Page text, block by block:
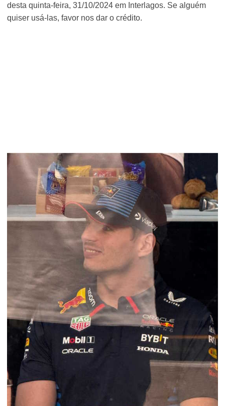
desta quinta-feira, 31/10/2024 em Interlagos. Se alguém
quiser usá-las, favor nos dar o crédito.